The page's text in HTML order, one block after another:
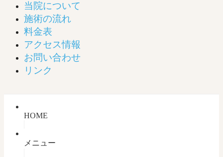
当院について
施術の流れ
料金表
アクセス情報
お問い合わせ
リンク
HOME
メニュー